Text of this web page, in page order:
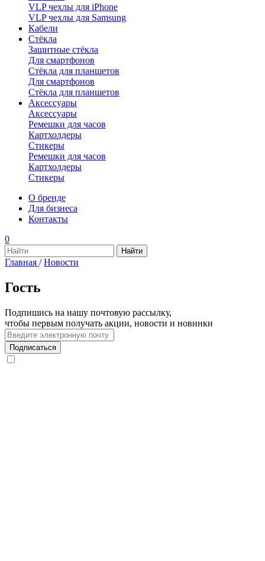
VLP чехлы для iPhone
VLP чехлы для Samsung
Кабели
Стёкла
Защитные стёкла
Для смартфонов
Стёкла для планшетов
Для смартфонов
Стёкла для планшетов
Аксессуары
Аксессуары
Ремешки для часов
Картхолдеры
Стикеры
Ремешки для часов
Картхолдеры
Стикеры
О бренде
Для бизнеса
Контакты
0
Главная / Новости
Гость
Подпишись на нашу почтовую рассылку,
чтобы первым получать акции, новости и новинки
Подписаться